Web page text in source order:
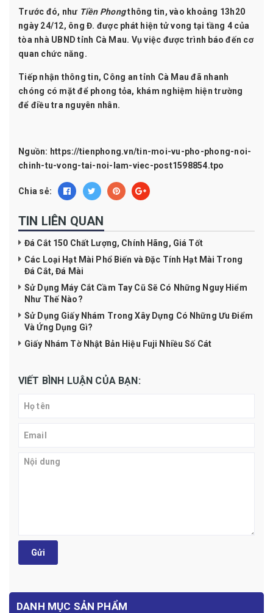
Trước đó, như Tiền Phongthông tin, vào khoảng 13h20
ngày 24/12, ông Đ. được phát hiện tử vong tại tầng 4 của
tòa nhà UBND tỉnh Cà Mau. Vụ việc được trình báo đến cơ
quan chức năng.
Tiếp nhận thông tin, Công an tỉnh Cà Mau đã nhanh
chóng có mặt để phong tỏa, khám nghiệm hiện trường
để điều tra nguyên nhân.
Nguồn: https://tienphong.vn/tin-moi-vu-pho-phong-noi-
chinh-tu-vong-tai-noi-lam-viec-post1598854.tpo
Chia sẻ:
TIN LIÊN QUAN
Đá Cắt 150 Chất Lượng, Chính Hãng, Giá Tốt
Các Loại Hạt Mài Phổ Biến và Đặc Tính Hạt Mài Trong
Đá Cắt, Đá Mài
Sử Dụng Máy Cắt Cầm Tay Cũ Sẽ Có Những Nguy Hiểm
Như Thế Nào?
Sử Dụng Giấy Nhám Trong Xây Dựng Có Những Ưu Điểm
Và Ứng Dụng Gì?
Giấy Nhám Tờ Nhật Bản Hiệu Fuji Nhiều Số Cát
VIẾT BÌNH LUẬN CỦA BẠN:
Gửi
DANH MỤC SẢN PHẨM